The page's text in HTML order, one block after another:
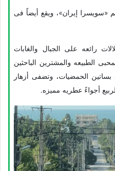
«سویسرا إیران»، ویقع أیضاً فی
رائعه على الجبال والغابات
الطبیعه والمشترین الباحثین
الحمضیات، وتضفی أزهار
أجواءً عطریه ممیزه.